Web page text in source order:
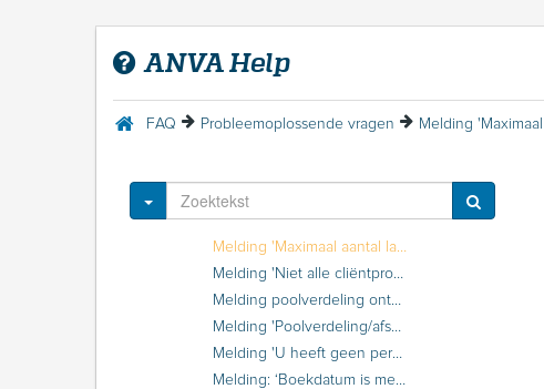
ANVA Help
FAQ Probleemoplossende vragen
Toggle Dropdown
Melding ‘Koppeling met CED Connect werkt niet meer: 504 Gateway Time-out</h1></center>’Owned by Ellen van der Woude
Melding 'Niet alle cliëntprocessen zijn gestopt' tijdens installatie ANVA release
Melding poolverdeling ontbreekt
Melding 'Poolverdeling/afspraak volmachtbeloning ontbreekt' bij boeking
Melding 'U heeft geen permissie om pakketten te wijzigen' bij wijzigen van relatie-/volgnummer
Melding: ‘Boekdatum is meer dan 30 dagen na de laatst vastgelegde boekdatum’